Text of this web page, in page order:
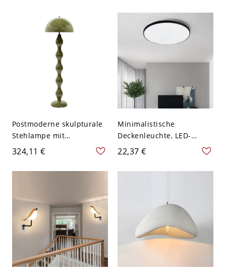
cm Platin Weißlicht
Kieselform - Weiß 110V-
120V 45,72 cm
Postmoderne skulpturale
Stehlampe mit
glänzendem Pilzschirm -
Grün Plastik 110V-120V
324,11 €
Minimalistische
Deckenleuchte, LED-
Leuchte mit niedrigem
Blaulichtanteil für
Schlafzimmer,
110V-120V 22,86 cm
22,37 €